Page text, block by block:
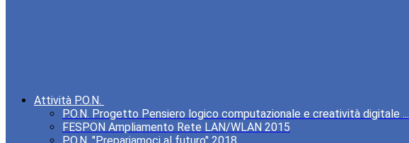
Attività P.O.N.
P.O.N. Progetto Pensiero logico computazionale e creatività digitale ...
FESPON Ampliamento Rete LAN/WLAN 2015